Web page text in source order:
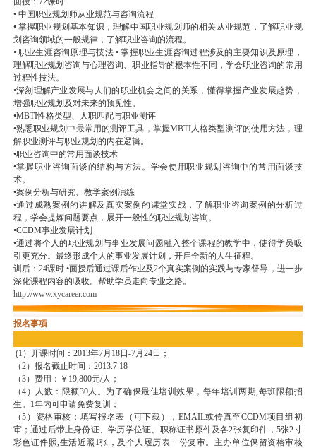
• 中国职业规划师从业规范与咨询流程
• 掌握职业规划基本知识，理解中国职业规划师的相关从业规范，了解职业规
划咨询领域的一般规律，了解职业咨询的流程。
• 职业生涯咨询原理与技法 • 掌握职业生涯咨询过程涉及的主要知识及原理，
理解职业规划咨询与心理咨询、职业指导的根本性不同，学会职业咨询的常用
过程性技法。
•深刻理解产业发展与人们的职业机会之间的关系，懂得掌握产业发展趋势，
增强职业规划及对未来的预见性。
•MBTI性格类型、人职匹配与职业测评
•熟悉职业规划中最常用的测评工具，掌握MBTI人格类型测评的使用方法，理
解职业测评与职业规划的内在逻辑。
•职业咨询中的常用面谈技术
•掌握职业咨询面谈的结构与方法。学会使用职业规划咨询中的常用面谈技
术。
•案例分析与研究、教学案例演练
•通过成熟案例的讲解及真实案例的课堂实战，了解职业咨询案例的分析过
程，学会提炼问题要点，展开一般性的职业规划咨询。
•CCDM事业发展计划
•通过将个人的职业规划与事业发展问题融入整个课程的教学中，使得学员吸
引更充分。最终形成个人的事业发展计划，开启全新的人生征程。
训后：24课时 •面授后通过课后作业及2个真实案例的实践与专家督导，进一步
深化课程内容的吸收。帮助学员走向专业之路。
http://www.xycareer.com
报名事项
(1）开课时间：2013年7月18日-7月24日；
（2）报名截止时间：2013.7.18
（3）费用：￥19,800元/人；
（4）人数：限额30人。为了确保最佳培训效果，每年培训两期,每班限额招
生。1年内可申请免费复训；
（5）资格审核：填写报名表（可下载），EMAIL或传真至CCDM项目组初
审；通过后带上身份证、学历学位证、职称证书原件及各2张复印件，5张2寸
彩色证件照,生活近照1张，及个人履历表一份复审。主办单位保留资格审核